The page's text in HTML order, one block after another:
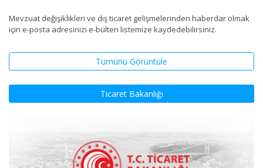
Mevzuat değişiklikleri ve dış ticaret gelişmelerinden haberdar olmak
için e-posta adresinizi e-bülten listemize kaydedebilirsiniz.
Tümünü Görüntüle
Ticaret Bakanlığı